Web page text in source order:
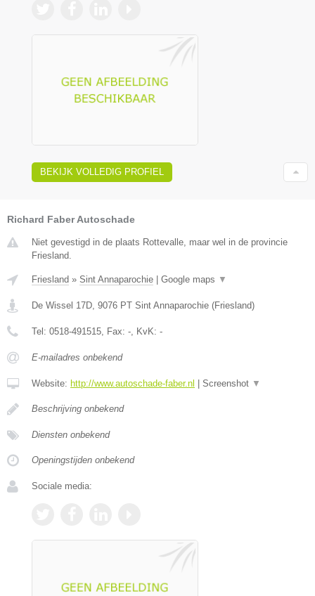
BEKIJK VOLLEDIG PROFIEL
Richard Faber Autoschade
Niet gevestigd in de plaats Rottevalle, maar wel in de provincie
Friesland.
Friesland » Sint Annaparochie Google maps ▼
De Wissel 17D, 9076 PT Sint Annaparochie (Friesland)
Tel: 0518-491515, Fax: -, KvK: -
E-mailadres onbekend
Website: http://www.autoschade-faber.nl Screenshot ▼
Beschrijving onbekend
Diensten onbekend
Openingstijden onbekend
Sociale media: